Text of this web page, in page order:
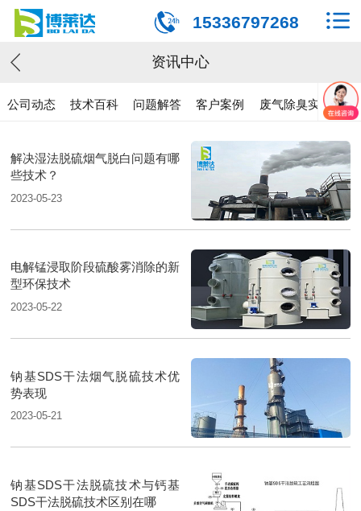
15336797268
资讯中心
公司动态 技术百科 问题解答 客户案例 废气除臭实验
解决湿法脱硫烟气脱白问题有哪
些技术？
2023-05-23
电解锰浸取阶段硫酸雾消除的新
型环保技术
2023-05-22
钠基SDS干法烟气脱硫技术优
势表现
2023-05-21
钠基SDS干法脱硫技术与钙基
SDS干法脱硫技术区别在哪